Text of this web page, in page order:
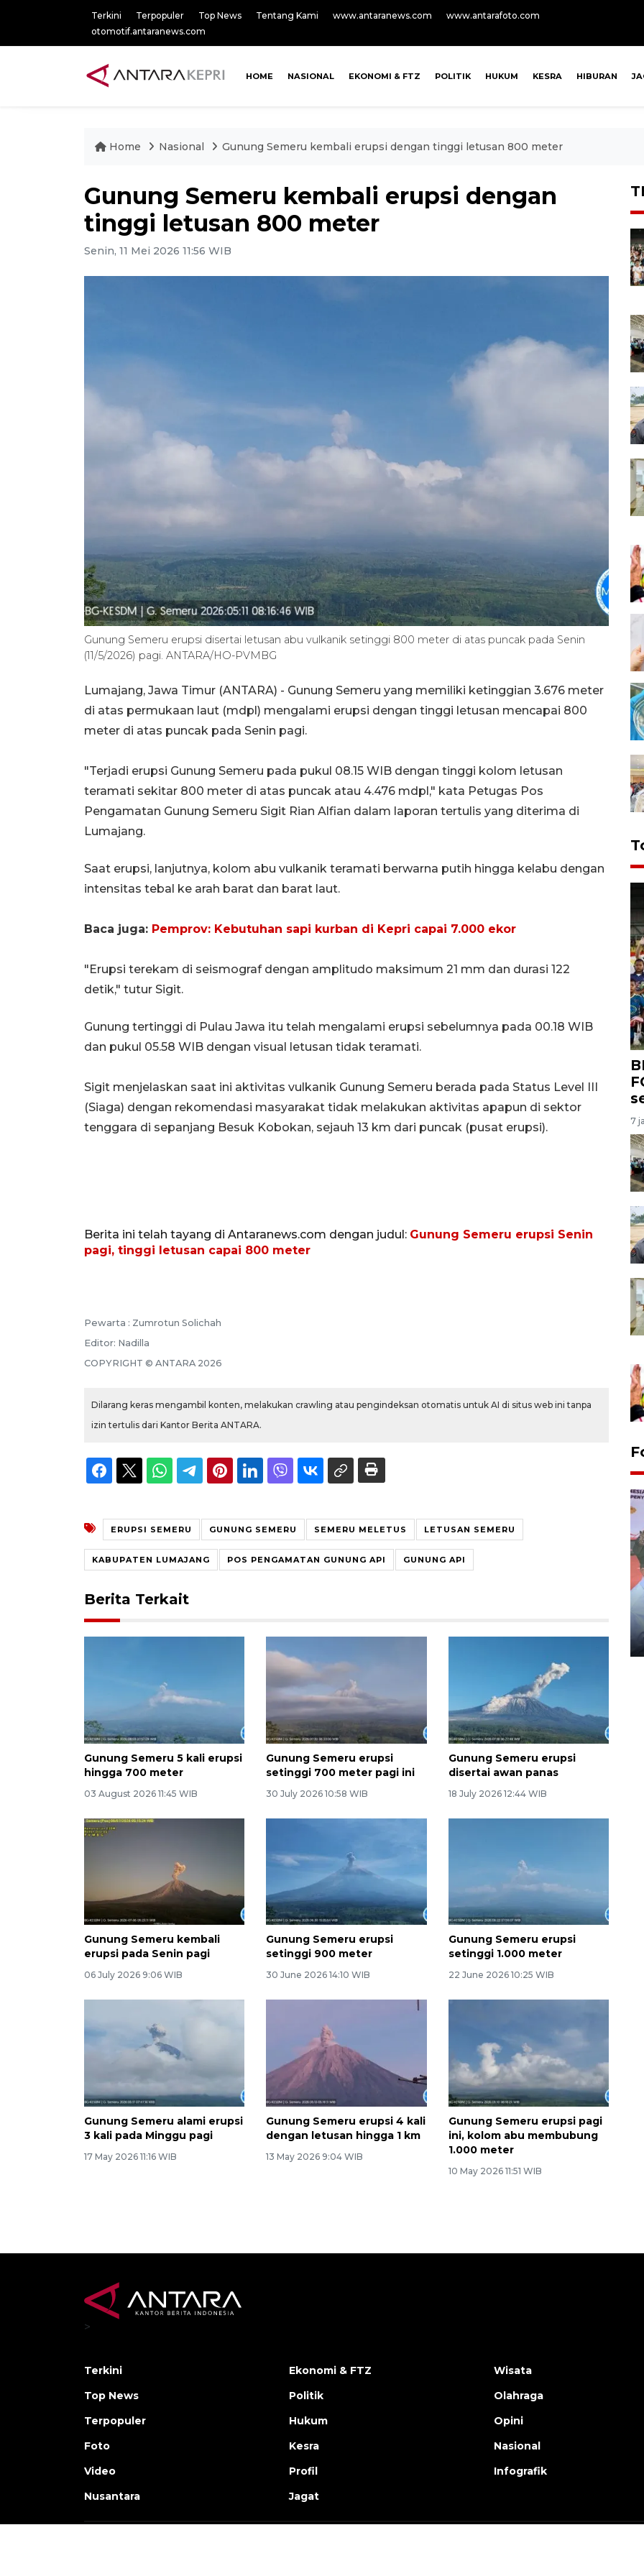
Terkini Terpopuler Top News Tentang Kami www.antaranews.com
www.antarafoto.com
otomotif.antaranews.com
HOME NASIONAL EKONOMI & FTZ POLITIK HUKUM KESRA HIBURAN
Home Nasional Gunung Semeru kembali erupsi dengan tinggi letusan 800 meter
Gunung Semeru kembali erupsi dengan
tinggi letusan 800 meter
Senin, 11 Mei 2026 11:56 WIB
Gunung Semeru erupsi disertai letusan abu vulkanik setinggi 800 meter di atas puncak pada Senin
(11/5/2026) pagi. ANTARA/HO-PVMBG
Lumajang, Jawa Timur (ANTARA) - Gunung Semeru yang memiliki ketinggian 3.676 meter
di atas permukaan laut (mdpl) mengalami erupsi dengan tinggi letusan mencapai 800
meter di atas puncak pada Senin pagi.
"Terjadi erupsi Gunung Semeru pada pukul 08.15 WIB dengan tinggi kolom letusan
teramati sekitar 800 meter di atas puncak atau 4.476 mdpl," kata Petugas Pos
Pengamatan Gunung Semeru Sigit Rian Alfian dalam laporan tertulis yang diterima di
Lumajang.
Saat erupsi, lanjutnya, kolom abu vulkanik teramati berwarna putih hingga kelabu dengan
intensitas tebal ke arah barat dan barat laut.
Baca juga: Pemprov: Kebutuhan sapi kurban di Kepri capai 7.000 ekor
"Erupsi terekam di seismograf dengan amplitudo maksimum 21 mm dan durasi 122
detik," tutur Sigit.
Gunung tertinggi di Pulau Jawa itu telah mengalami erupsi sebelumnya pada 00.18 WIB
dan pukul 05.58 WIB dengan visual letusan tidak teramati.
Sigit menjelaskan saat ini aktivitas vulkanik Gunung Semeru berada pada Status Level III
(Siaga) dengan rekomendasi masyarakat tidak melakukan aktivitas apapun di sektor
tenggara di sepanjang Besuk Kobokan, sejauh 13 km dari puncak (pusat erupsi).
Berita ini telah tayang di Antaranews.com dengan judul: Gunung Semeru erupsi Senin
pagi, tinggi letusan capai 800 meter
Pewarta : Zumrotun Solichah
Editor: Nadilla
COPYRIGHT © ANTARA 2026
Dilarang keras mengambil konten, melakukan crawling atau pengindeksan otomatis untuk AI di situs web ini tanpa
izin tertulis dari Kantor Berita ANTARA.
ERUPSI SEMERU GUNUNG SEMERU SEMERU MELETUS LETUSAN SEMERU
KABUPATEN LUMAJANG POS PENGAMATAN GUNUNG API GUNUNG API
Berita Terkait
Gunung Semeru 5 kali erupsi
hingga 700 meter
03 August 2026 11:45 WIB
Gunung Semeru erupsi
setinggi 700 meter pagi ini
30 July 2026 10:58 WIB
Gunung Semeru erupsi
disertai awan panas
18 July 2026 12:44 WIB
Gunung Semeru kembali
erupsi pada Senin pagi
06 July 2026 9:06 WIB
Gunung Semeru erupsi
setinggi 900 meter
30 June 2026 14:10 WIB
Gunung Semeru erupsi
setinggi 1.000 meter
22 June 2026 10:25 WIB
Gunung Semeru alami erupsi
3 kali pada Minggu pagi
17 May 2026 11:16 WIB
Gunung Semeru erupsi 4 kali
dengan letusan hingga 1 km
13 May 2026 9:04 WIB
Gunung Semeru erupsi pagi
ini, kolom abu membubung
1.000 meter
10 May 2026 11:51 WIB
7
08 February 2024 15:30 WIB, 2024
>
Terkini
Top News
Terpopuler
Foto
Video
Nusantara
Ekonomi & FTZ
Politik
Hukum
Kesra
Profil
Jagat
Wisata
Olahraga
Opini
Nasional
Infografik